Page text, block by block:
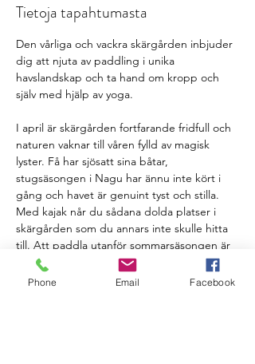
Tietoja tapahtumasta
Den vårliga och vackra skärgården inbjuder
dig att njuta av paddling i unika
havslandskap och ta hand om kropp och
själv med hjälp av yoga.
I april är skärgården fortfarande fridfull och
naturen vaknar till våren fylld av magisk
lyster. Få har sjösatt sina båtar,
stugsäsongen i Nagu har ännu inte kört i
gång och havet är genuint tyst och stilla.
Med kajak når du sådana dolda platser i
skärgården som du annars inte skulle hitta
till. Att paddla utanför sommarsäsongen är
en meditativ upplevelse också för dig som
kanske inte är någon storpaddlare.
Phone Email Facebook